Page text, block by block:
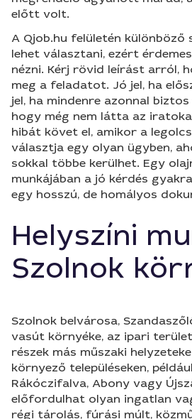
előtt volt.
A Qjob.hu felületén különböző
lehet választani, ezért
nézni. Kérj rövid leírást arról,
meg a feladatot. Jó jel, ha
jel, ha mindenre azonnal
hogy még nem látta az
hibát követ el, amikor a
választja egy olyan ügyben,
sokkal többe kerülhet. Egy
munkájában a jó kérdés
egy hosszú, de homályos
Helyszíni
Szolnok
Szolnok belvárosa,
vasút környéke, az ipari
részek más műszaki
környező településeken,
Rákóczifalva, Abony vagy
előfordulhat olyan ingatlan
régi tárolás, fúrási múlt,